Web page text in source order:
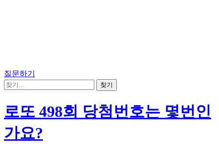
질문하기
로또 498회 당첨번호는 몇번인
가요?